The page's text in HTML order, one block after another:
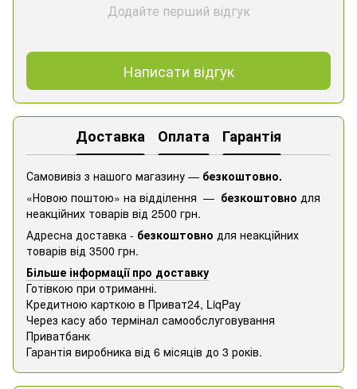
Додайте перший відгук
Написати відгук
Доставка Оплата Гарантія
Самовивіз з нашого магазину — безкоштовно.
«Новою поштою» на відділення — безкоштовно для
неакційних товарів від 2500 грн.
Адресна доставка - безкоштовно для неакційних
товарів від 3500 грн.
Більше інформації про доставку
Готівкою при отриманні.
Кредитною карткою в Приват24, ​​LiqPay
Через касу або термінал самообслуговування
Приватбанк
Гарантія виробника від 6 місяців до 3 років.